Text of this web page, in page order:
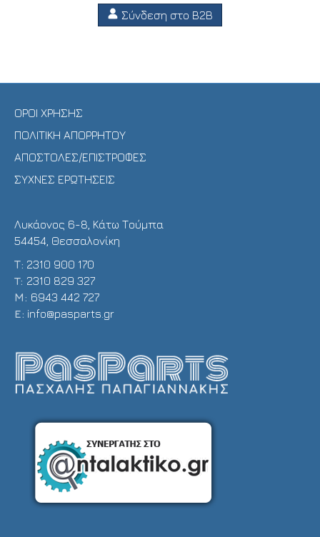
Σύνδεση στο B2B
ΟΡΟΙ ΧΡΗΣΗΣ
ΠΟΛΙΤΙΚΗ ΑΠΟΡΡΗΤΟΥ
ΑΠΟΣΤΟΛΕΣ/ΕΠΙΣΤΡΟΦΕΣ
ΣΥΧΝΕΣ ΕΡΩΤΗΣΕΙΣ
Λυκάονος 6-8, Κάτω Τούμπα
54454, Θεσσαλονίκη
Τ: 2310 900 170
T: 2310 829 327
Μ: 6943 442 727
E: info@pasparts.gr